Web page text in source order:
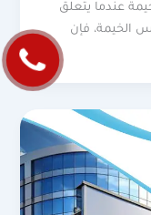
عندما يتعلق
الخيمة، فإن